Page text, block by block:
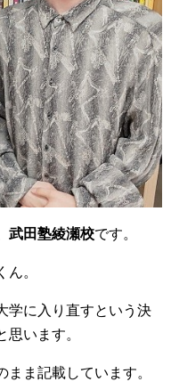
武田塾綾瀬校です。
。
学に入り直すという決
います。
ま記載しています。